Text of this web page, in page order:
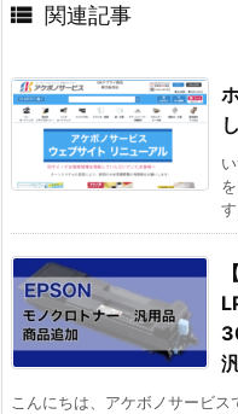
 関連記事
こんにちは、アケボノサービ